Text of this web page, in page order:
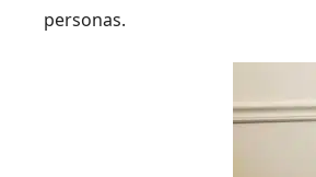
personas.